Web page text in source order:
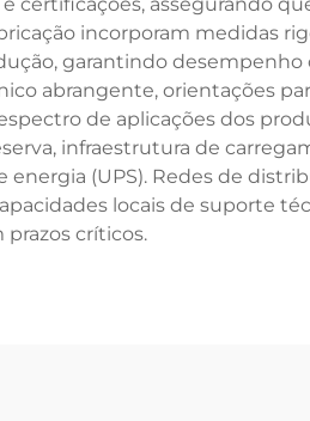
incorporam medidas
garantindo
abrangente, orientações
de aplicações dos
infraestrutura de
(UPS). Redes de
locais de suporte
prazos críticos.